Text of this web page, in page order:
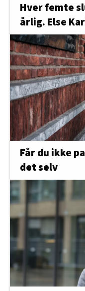
Hver femte
årlig. Else
Får du ikke
det selv